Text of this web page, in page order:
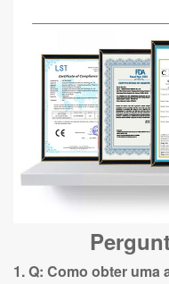
1. Q: Como obter uma